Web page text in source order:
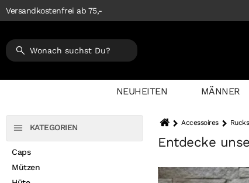
Versandkostenfrei ab 75,-
NEUHEITEN MÄNNER
KATEGORIEN
Caps
Mützen
Accessoires
Entdecke